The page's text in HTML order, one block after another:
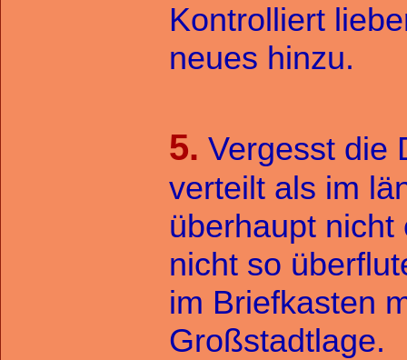
Kontrolliert
neues hinzu.
5. Vergesst die
verteilt als im
überhaupt
nicht so
im Briefkasten
Großstadtlage.